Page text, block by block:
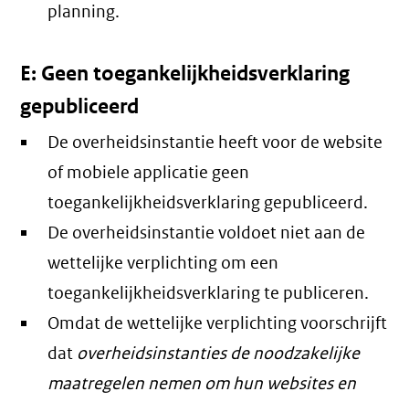
planning.
E: Geen toegankelijkheidsverklaring
gepubliceerd
De overheidsinstantie heeft voor de website
of mobiele applicatie geen
toegankelijkheidsverklaring gepubliceerd.
De overheidsinstantie voldoet niet aan de
wettelijke verplichting om een
toegankelijkheidsverklaring te publiceren.
Omdat de wettelijke verplichting voorschrijft
dat overheidsinstanties de noodzakelijke
maatregelen nemen om hun websites en